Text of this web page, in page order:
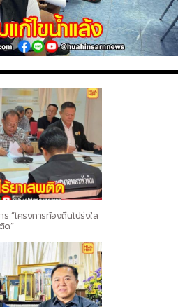
“โครงการท้องถิ่นโปร่งใส
ด”